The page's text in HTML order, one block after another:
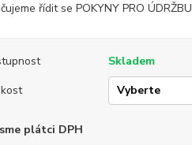
řídit se POKYNY PRO ÚDRŽBU
Skladem
plátci DPH